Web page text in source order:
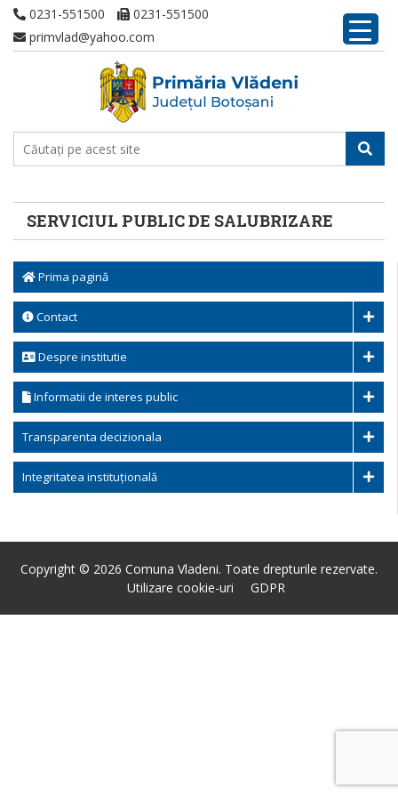
0231-551500
0231-551500
primvlad@yahoo.com
SERVICIUL PUBLIC DE SALUBRIZARE
Prima pagină
Contact
Despre institutie
Informatii de interes public
Transparenta decizionala
Integritatea instituțională
Copyright © 2026 Comuna Vladeni. Toate drepturile rezervate.
Utilizare cookie-uri
GDPR